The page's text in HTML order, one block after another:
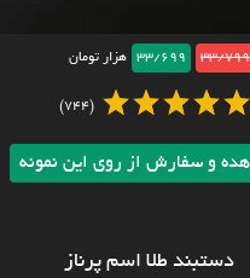
33/799
33/699 هزار تومان
(744)
و سفارش از روی این نمونه
دستبند طلا اسم پرناز